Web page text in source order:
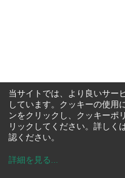
当サイトでは、より良いサー
しています。クッキーの使用
ンをクリックし、クッキーポ
リックしてください。詳しく
認ください。
詳細を見る ...